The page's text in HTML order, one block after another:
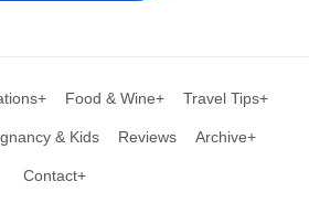
Food & Wine+ Travel Tips+
& Kids Reviews Archive+
Contact+